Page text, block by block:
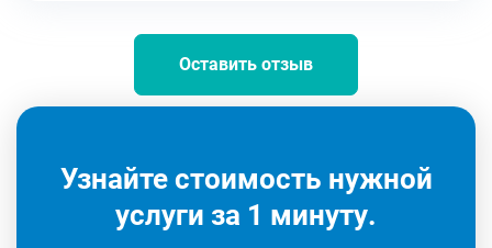
Оставить отзыв
Узнайте стоимость нужной
услуги за 1 минуту.